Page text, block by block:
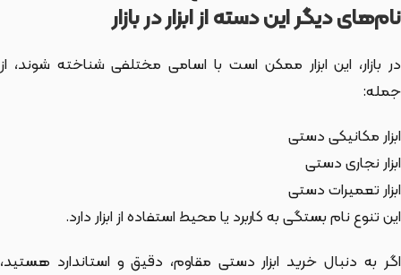
نام‌های دیگر این دسته از ابزار در بازار
در بازار، این ابزار ممکن است با اسامی مختلفی شناخته شوند، از
جمله:
ابزار مکانیکی دستی
ابزار نجاری دستی
ابزار تعمیرات دستی
این تنوع نام بستگی به کاربرد یا محیط استفاده از ابزار دارد.
اگر به دنبال خرید ابزار دستی مقاوم، دقیق و استاندارد هستید،